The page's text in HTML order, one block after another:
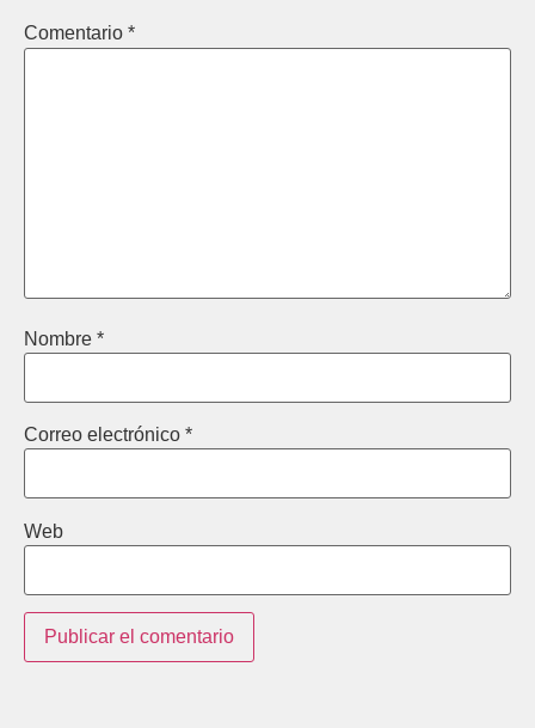
Comentario *
Nombre *
Correo electrónico *
Web